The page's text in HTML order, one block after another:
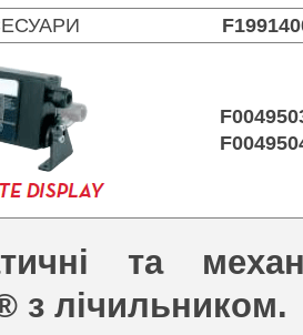
та
з лічильником.